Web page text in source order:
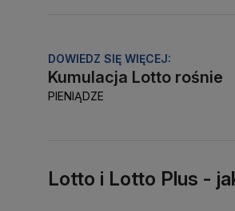
DOWIEDZ SIĘ WIĘCEJ:
Kumulacja Lotto rośnie
PIENIĄDZE
Lotto i Lotto Plus -